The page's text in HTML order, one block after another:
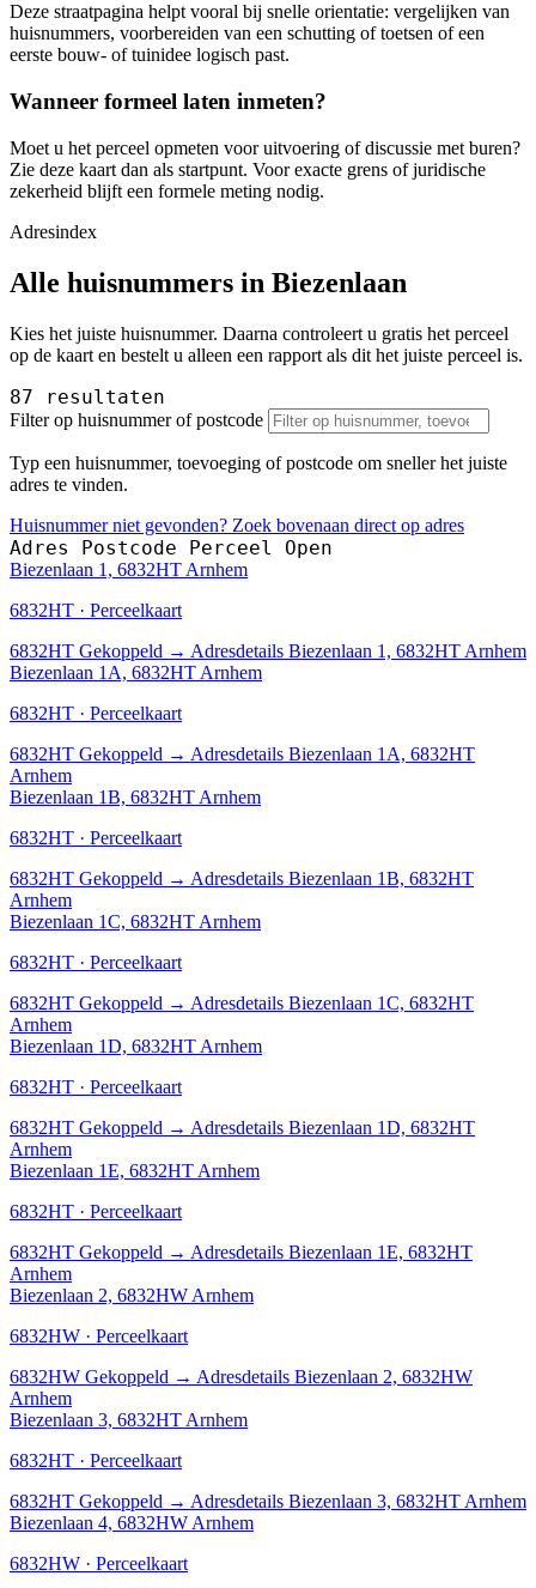
Deze straatpagina helpt vooral bij snelle orientatie: vergelijken van
huisnummers, voorbereiden van een schutting of toetsen of een
eerste bouw- of tuinidee logisch past.
Wanneer formeel laten inmeten?
Moet u het perceel opmeten voor uitvoering of discussie met buren?
Zie deze kaart dan als startpunt. Voor exacte grens of juridische
zekerheid blijft een formele meting nodig.
Adresindex
Alle huisnummers in Biezenlaan
Kies het juiste huisnummer. Daarna controleert u gratis het perceel
op de kaart en bestelt u alleen een rapport als dit het juiste perceel is.
87 resultaten
Filter op huisnummer of postcode
Typ een huisnummer, toevoeging of postcode om sneller het juiste
adres te vinden.
Huisnummer niet gevonden? Zoek bovenaan direct op adres
Adres Postcode Perceel Open
Biezenlaan 1, 6832HT Arnhem
6832HT · Perceelkaart
6832HT Gekoppeld → Adresdetails Biezenlaan 1, 6832HT Arnhem
Biezenlaan 1A, 6832HT Arnhem
6832HT · Perceelkaart
6832HT Gekoppeld → Adresdetails Biezenlaan 1A, 6832HT
Arnhem
Biezenlaan 1B, 6832HT Arnhem
6832HT · Perceelkaart
6832HT Gekoppeld → Adresdetails Biezenlaan 1B, 6832HT
Arnhem
Biezenlaan 1C, 6832HT Arnhem
6832HT · Perceelkaart
6832HT Gekoppeld → Adresdetails Biezenlaan 1C, 6832HT
Arnhem
Biezenlaan 1D, 6832HT Arnhem
6832HT · Perceelkaart
6832HT Gekoppeld → Adresdetails Biezenlaan 1D, 6832HT
Arnhem
Biezenlaan 1E, 6832HT Arnhem
6832HT · Perceelkaart
6832HT Gekoppeld → Adresdetails Biezenlaan 1E, 6832HT
Arnhem
Biezenlaan 2, 6832HW Arnhem
6832HW · Perceelkaart
6832HW Gekoppeld → Adresdetails Biezenlaan 2, 6832HW
Arnhem
Biezenlaan 3, 6832HT Arnhem
6832HT · Perceelkaart
6832HT Gekoppeld → Adresdetails Biezenlaan 3, 6832HT Arnhem
Biezenlaan 4, 6832HW Arnhem
6832HW · Perceelkaart